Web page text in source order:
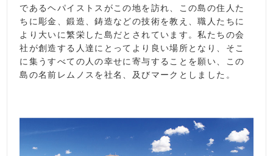
であるヘパイストスがこの地を訪れ、この島の住人た
ちに彫金、鍛造、鋳造などの技術を教え、職人たちに
より大いに繁栄した島だとされています。私たちの会
社が創造する人達にとってより良い場所となり、そこ
に集うすべての人の幸せに寄与することを願い、この
島の名前レムノスを社名、及びマークとしました。